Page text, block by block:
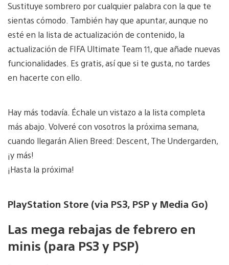
Sustituye sombrero por cualquier palabra con la que te
sientas cómodo. También hay que apuntar, aunque no
esté en la lista de actualización de contenido, la
actualización de FIFA Ultimate Team 11, que añade nuevas
funcionalidades. Es gratis, así que si te gusta, no tardes
en hacerte con ello.
Hay más todavía. Échale un vistazo a la lista completa
más abajo. Volveré con vosotros la próxima semana,
cuando llegarán Alien Breed: Descent, The Undergarden,
¡y más!
¡Hasta la próxima!
PlayStation Store (via PS3, PSP y Media Go)
Las mega rebajas de febrero en
minis (para PS3 y PSP)